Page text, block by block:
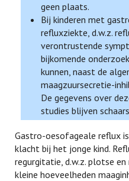
geen plaats.
Bij kinderen met
refluxziekte, d.w.z.
verontrustende
bijkomende
kunnen, naast de
maagzuursecretie-
De gegevens over
studies blijven
Gastro-oesofageale reflux
klacht bij het jonge kind.
regurgitatie, d.w.z. plotse
kleine hoeveelheden